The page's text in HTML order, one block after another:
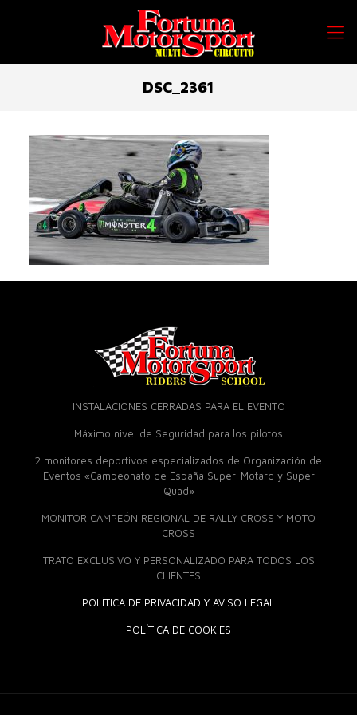
DSC_2361
INSTALACIONES CERRADAS PARA EL EVENTO
Máximo nivel de Seguridad para los pilotos
2 monitores deportivos especializados de Organización de
Eventos «Campeonato de España Super-Motard y Super
Quad»
MONITOR CAMPEÓN REGIONAL DE RALLY CROSS Y MOTO
CROSS
TRATO EXCLUSIVO Y PERSONALIZADO PARA TODOS LOS
CLIENTES
POLÍTICA DE PRIVACIDAD Y AVISO LEGAL
POLÍTICA DE COOKIES